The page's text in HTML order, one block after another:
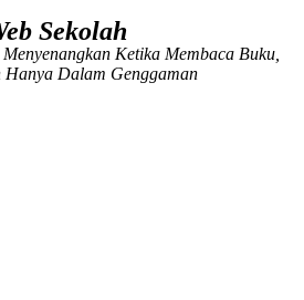
Sekolah
Ketika Membaca Buku,
Hanya Dalam Genggaman